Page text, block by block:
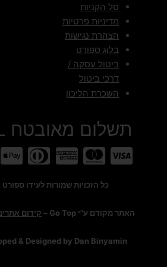
סל הקניות
מדיניות פרטיות
הצהרת נגישות
בלוג ספורט
ביטול עסקה /
דרכי ביטול
השכרת הליכון
תשלום מאובטח SSL
כל הזכויות שמורות לעידו
האתר מקודם ע"י Go Top – קידום
& Designed by Dan Binyamin